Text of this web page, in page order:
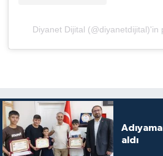
Diyanet Dijital (@diyanetdijital)'in
aldı
Konya Müftülüğü
Kütahya Müftülüğü